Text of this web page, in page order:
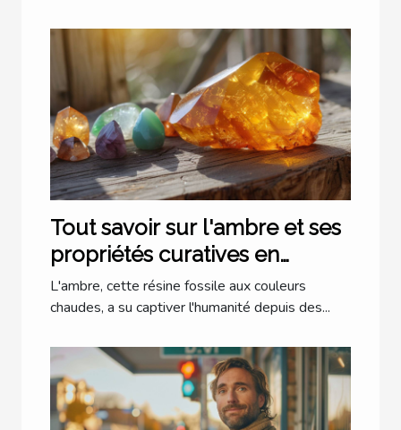
Tout savoir sur l'ambre et ses
propriétés curatives en
lithothérapie
L'ambre, cette résine fossile aux couleurs
chaudes, a su captiver l'humanité depuis des...